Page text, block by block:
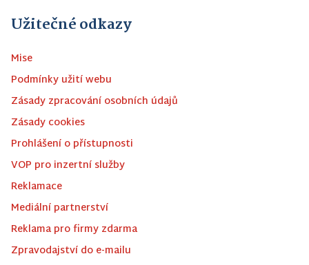
Užitečné odkazy
Mise
Podmínky užití webu
Zásady zpracování osobních údajů
Zásady cookies
Prohlášení o přístupnosti
VOP pro inzertní služby
Reklamace
Mediální partnerství
Reklama pro firmy zdarma
Zpravodajství do e-mailu